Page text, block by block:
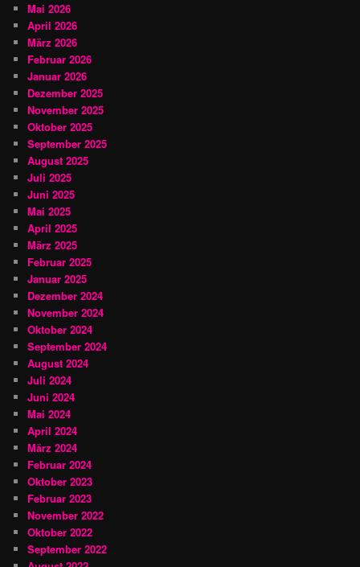
Mai 2026
April 2026
März 2026
Februar 2026
Januar 2026
Dezember 2025
November 2025
Oktober 2025
September 2025
August 2025
Juli 2025
Juni 2025
Mai 2025
April 2025
März 2025
Februar 2025
Januar 2025
Dezember 2024
November 2024
Oktober 2024
September 2024
August 2024
Juli 2024
Juni 2024
Mai 2024
April 2024
März 2024
Februar 2024
Oktober 2023
Februar 2023
November 2022
Oktober 2022
September 2022